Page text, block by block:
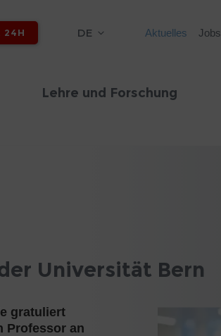
24H DE Aktuelles Jobs
Lehre und Forschung
Universität Bern
gratuliert
Professor an